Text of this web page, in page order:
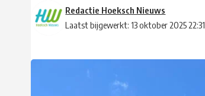
Laatst bijgewerkt: 13 oktober 2025 22:31
Redactie Hoeksch Nieuws